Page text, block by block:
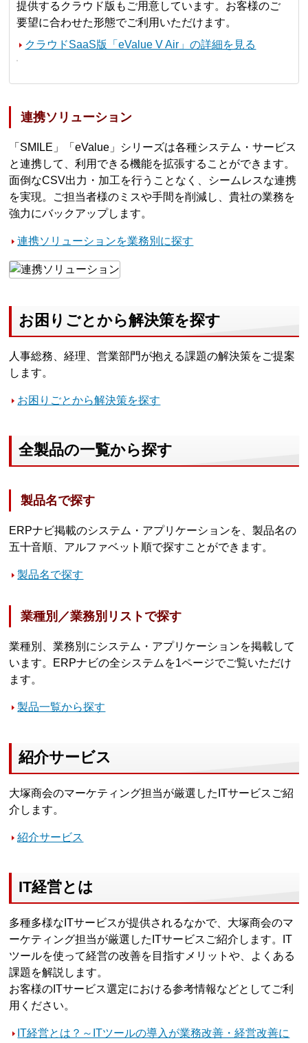
提供するクラウド版もご用意しています。お客様のご
要望に合わせた形態でご利用いただけます。
クラウドSaaS版「eValue V Air」の詳細を見る
連携ソリューション
「SMILE」「eValue」シリーズは各種システム・サービス
と連携して、利用できる機能を拡張することができます。
面倒なCSV出力・加工を行うことなく、シームレスな連携
を実現。ご担当者様のミスや手間を削減し、貴社の業務を
強力にバックアップします。
連携ソリューションを業務別に探す
お困りごとから解決策を探す
人事総務、経理、営業部門が抱える課題の解決策をご提案
します。
お困りごとから解決策を探す
全製品の一覧から探す
製品名で探す
ERPナビ掲載のシステム・アプリケーションを、製品名の
五十音順、アルファベット順で探すことができます。
製品名で探す
業種別／業務別リストで探す
業種別、業務別にシステム・アプリケーションを掲載して
います。ERPナビの全システムを1ページでご覧いただけ
ます。
製品一覧から探す
紹介サービス
大塚商会のマーケティング担当が厳選したITサービスご紹
介します。
紹介サービス
IT経営とは
多種多様なITサービスが提供されるなかで、大塚商会のマ
ーケティング担当が厳選したITサービスご紹介します。IT
ツールを使って経営の改善を目指すメリットや、よくある
課題を解説します。
お客様のITサービス選定における参考情報などとしてご利
用ください。
IT経営とは？～ITツールの導入が業務改善・経営改善に